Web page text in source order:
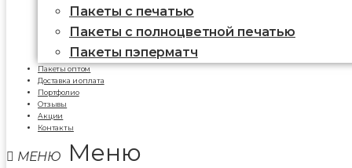
Пакеты c печатью
Пакеты с полноцветной печатью
Пакеты пэперматч
Пакеты оптом
Доставка и оплата
Портфолио
Отзывы
Акции
Контакты
Меню